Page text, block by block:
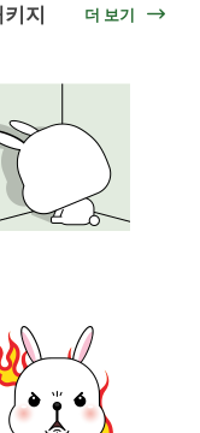
지 더 보기